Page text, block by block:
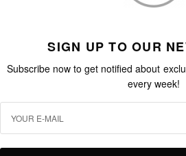
SIGN UP TO OUR
Subscribe now to get notified about
every week!